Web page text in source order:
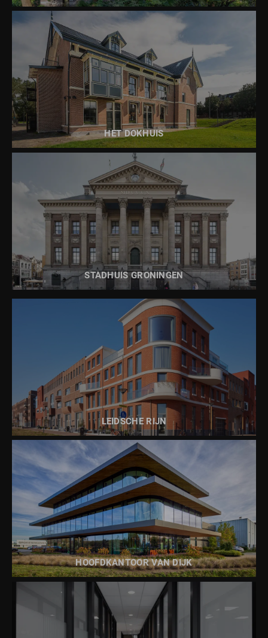
HET DOKHUIS
BEKIJK DIT PROJECT
STADHUIS GRONINGEN
BEKIJK DIT PROJECT
LEIDSCHE RIJN
BEKIJK DIT PROJECT
HOOFDKANTOOR VAN DIJK
BEKIJK DIT PROJECT